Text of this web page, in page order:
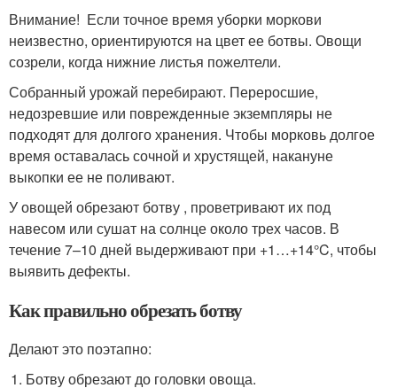
Внимание! Если точное время уборки моркови
неизвестно, ориентируются на цвет ее ботвы. Овощи
созрели, когда нижние листья пожелтели.
Собранный урожай перебирают. Переросшие,
недозревшие или поврежденные экземпляры не
подходят для долгого хранения. Чтобы морковь долгое
время оставалась сочной и хрустящей, накануне
выкопки ее не поливают.
У овощей обрезают ботву , проветривают их под
навесом или сушат на солнце около трех часов. В
течение 7–10 дней выдерживают при +1…+14°C, чтобы
выявить дефекты.
Как правильно обрезать ботву
Делают это поэтапно:
Ботву обрезают до головки овоща.